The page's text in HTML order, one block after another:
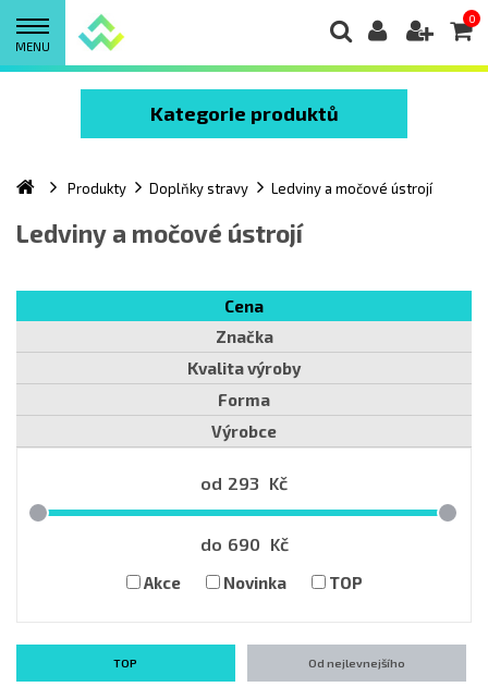
MENU
0
Kategorie produktů
Produkty Doplňky stravy Ledviny a močové ústrojí
Ledviny a močové ústrojí
Cena
Značka
Kvalita výroby
Forma
Výrobce
od 293 Kč
do 690 Kč
Akce Novinka TOP
TOP Od nejlevnejšího